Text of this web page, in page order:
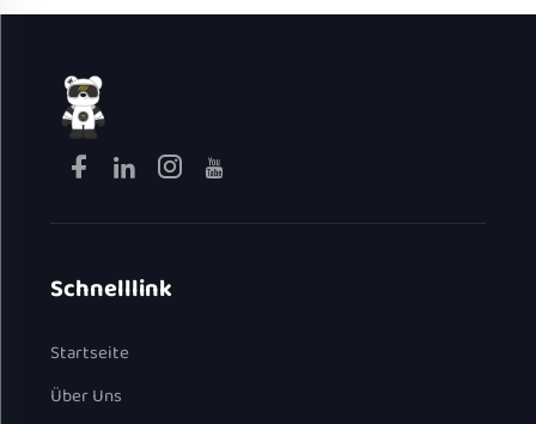
elektrischer Kochtopf
Schnelllink
Startseite
Über Uns